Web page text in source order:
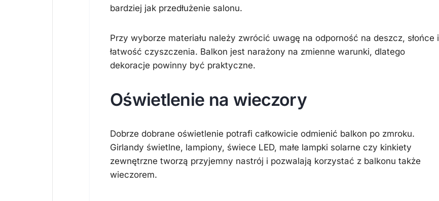
bardziej jak przedłużenie salonu.
Przy wyborze materiału należy zwrócić uwagę na odporność na deszcz, słońce i
łatwość czyszczenia. Balkon jest narażony na zmienne warunki, dlatego
dekoracje powinny być praktyczne.
Oświetlenie na wieczory
Dobrze dobrane oświetlenie potrafi całkowicie odmienić balkon po zmroku.
Girlandy świetlne, lampiony, świece LED, małe lampki solarne czy kinkiety
zewnętrzne tworzą przyjemny nastrój i pozwalają korzystać z balkonu także
wieczorem.